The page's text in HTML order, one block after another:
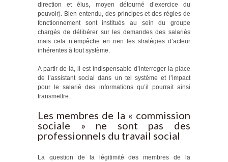
direction et élus, moyen détourné d’exercice du
pouvoir). Bien entendu, des principes et des règles de
fonctionnement sont institués au sein du groupe
chargés de délibérer sur les demandes des salariés
mais cela n’empêche en rien les stratégies d’acteur
inhérentes à tout système.
A partir de là, il est indispensable d’interroger la place
de l’assistant social dans un tel système et l’impact
pour le salarié des informations qu’il pourrait ainsi
transmettre.
Les membres de la « commission
sociale » ne sont pas des
professionnels du travail social
La question de la légitimité des membres de la